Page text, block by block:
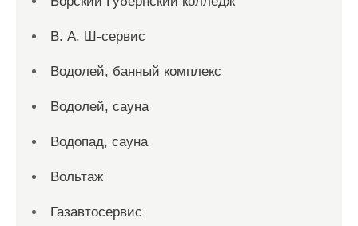
В. А. Ш-сервис
Водолей, банный комплекс
Водолей, сауна
Водопад, сауна
Вольтаж
Газавтосервис